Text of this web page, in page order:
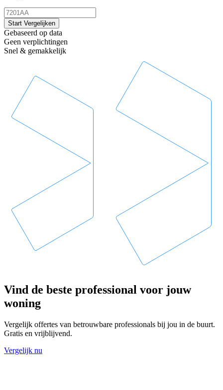
Start Vergelijken
Gebaseerd op data
Geen verplichtingen
Snel & gemakkelijk
Vind de beste professional voor jouw
woning
Vergelijk offertes van betrouwbare professionals bij jou in de buurt.
Gratis en vrijblijvend.
Vergelijk nu